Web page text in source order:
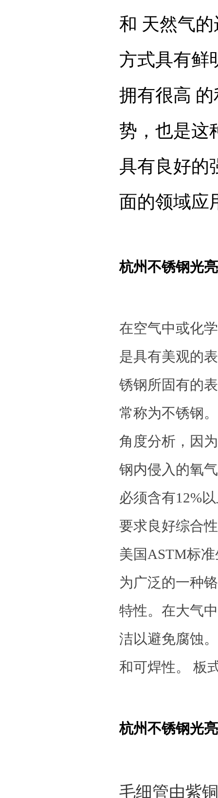
和 天然气
方式具有鲜
拥有很高
势，也是这
具有良好的
面的领域应
杭州不锈钢光
在空气中或化
是具有美观的
锈钢所固有的
常称为不锈钢
角度分析，因
钢内侵入的氧
必须含有12%
要求良好综合
美国ASTM标
为广泛的一种
特性。在大气
洁以避免腐蚀
和可焊性。 板
杭州不锈钢光
毛细管由紫